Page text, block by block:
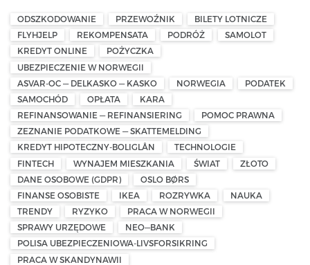
ODSZKODOWANIE PRZEWOŹNIK
BILETY LOTNICZE
FLYHJELP
REKOMPENSATA PODRÓŻ
SAMOLOT
KREDYT ONLINE
POŻYCZKA
UBEZPIECZENIE W NORWEGII
ASVAR-OC — DELKASKO — KASKO
NORWEGIA
PODATEK
SAMOCHÓD
OPŁATA
KARA
REFINANSOWANIE — REFINANSIERING
POMOC PRAWNA
ZEZNANIE PODATKOWE — SKATTEMELDING
KREDYT HIPOTECZNY-BOLIGLÅN
TECHNOLOGIE
FINTECH
WYNAJEM MIESZKANIA ŚWIAT
ZŁOTO
DANE OSOBOWE (GDPR)
OSLO BØRS
FINANSE OSOBISTE
IKEA ROZRYWKA
NAUKA
TRENDY
RYZYKO
PRACA W NORWEGII
SPRAWY URZĘDOWE
NEO—BANK
POLISA UBEZPIECZENIOWA-LIVSFORSIKRING
PRACA W SKANDYNAWII